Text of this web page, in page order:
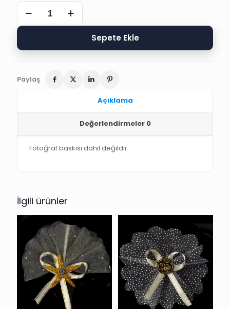
LALELİ
RESİMLİK
ÇERÇEVE
ŞEKERİ
Sepete Ekle
Paylaş
Açıklama
Değerlendirmeler 0
Fotoğraf baskısı dahil değildir.
İlgili ürünler